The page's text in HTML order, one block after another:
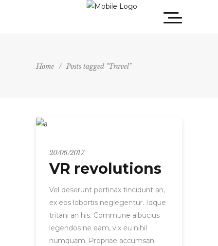
Home / Posts tagged "Travel"
20/06/2017
VR revolutions
Vel deserunt pertinax tincidunt an,
ex eos lobortis neglegentur. Idque
tritani an his. Commune albucius
legendos ne eam, vix eu nihil
numquam. Propriae accumsan